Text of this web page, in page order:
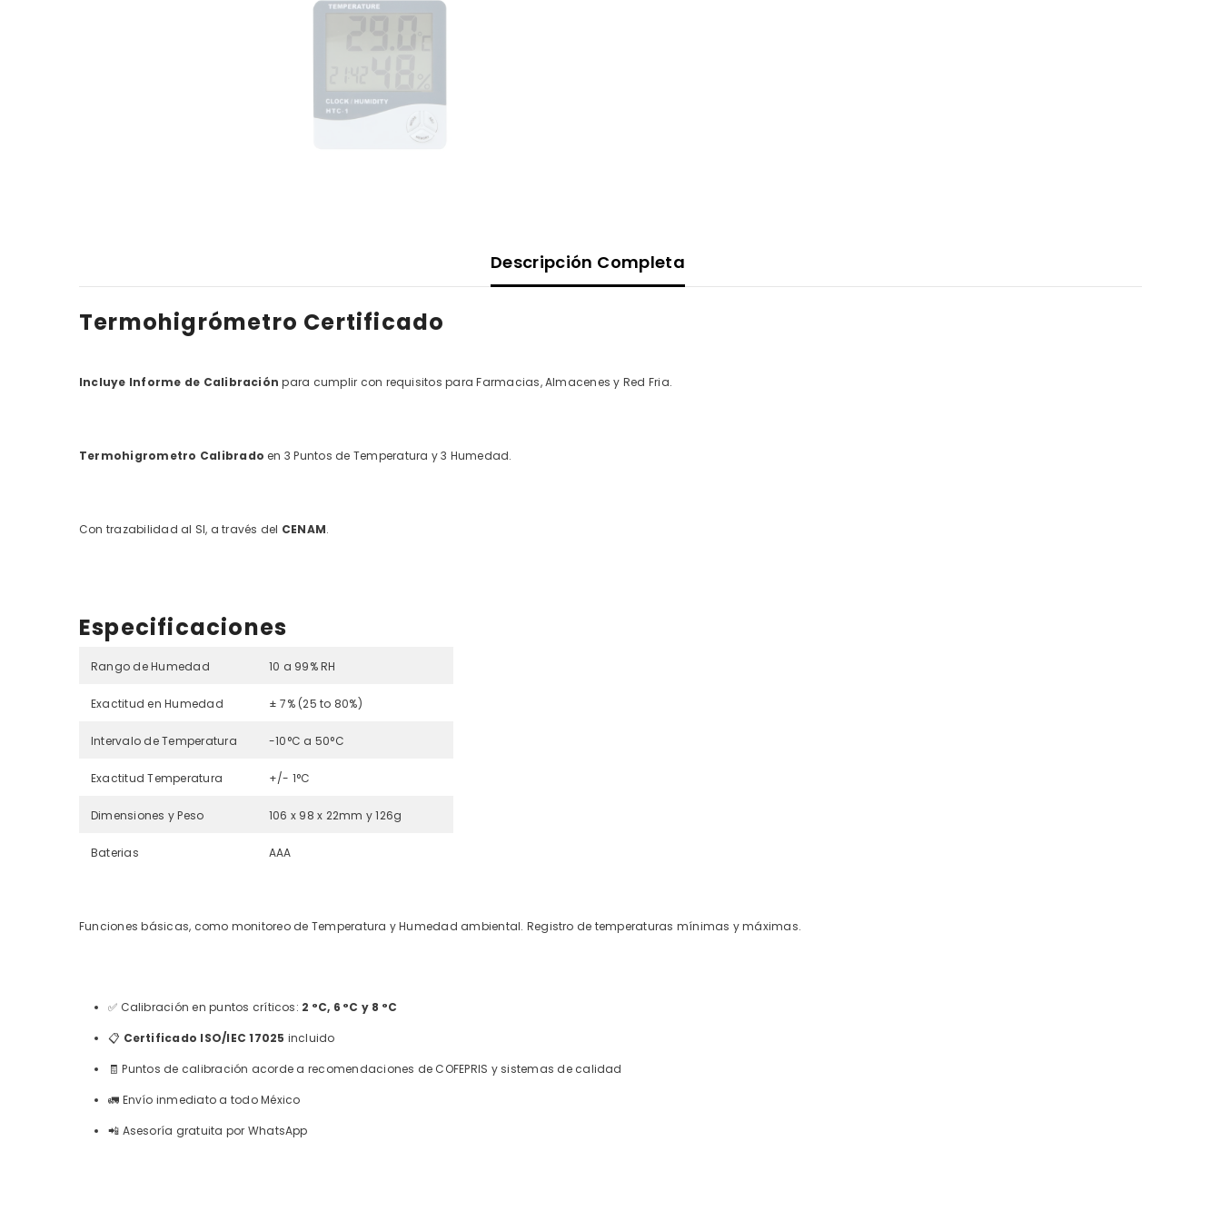
Descripción Completa
Termohigrómetro Certificado
Incluye Informe de Calibración para cumplir con requisitos para Farmacias, Almacenes y Red Fria.
Termohigrometro Calibrado en 3 Puntos de Temperatura y 3 Humedad.
Con trazabilidad al SI, a través del CENAM.
Especificaciones
Rango de Humedad 10 a 99% RH
Exactitud en Humedad ± 7% (25 to 80%)
Intervalo de Temperatura -10°C a 50°C
Exactitud Temperatura +/- 1°C
Dimensiones y Peso 106 x 98 x 22mm y 126g
Baterias AAA
Funciones básicas, como monitoreo de Temperatura y Humedad ambiental. Registro de temperaturas mínimas y máximas.
✅ Calibración en puntos críticos: 2 °C, 6 °C y 8 °C
📋 Certificado ISO/IEC 17025 incluido
🧾 Puntos de calibración acorde a recomendaciones de COFEPRIS ysistemas de calidad
🚛 Envío inmediato a todo México
📲 Asesoría gratuita por WhatsApp